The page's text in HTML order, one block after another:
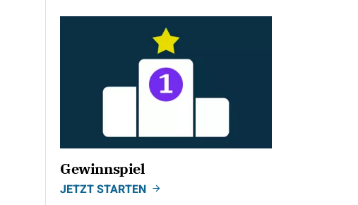
Gewinnspiel
JETZT STARTEN